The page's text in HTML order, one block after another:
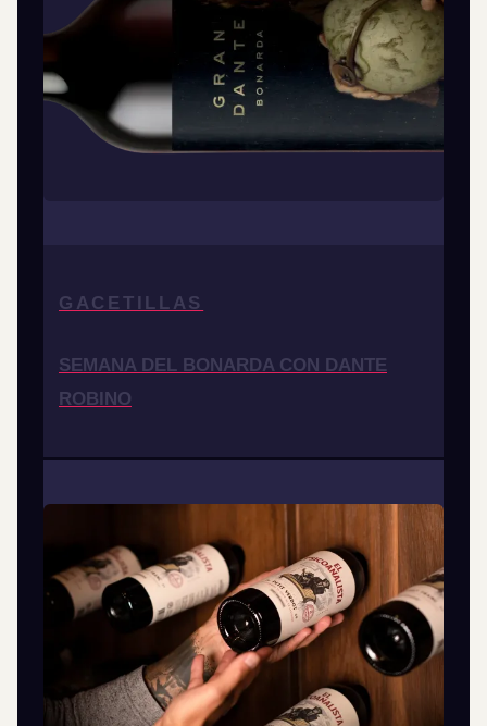
GACETILLAS
SEMANA DEL BONARDA CON DANTE
ROBINO